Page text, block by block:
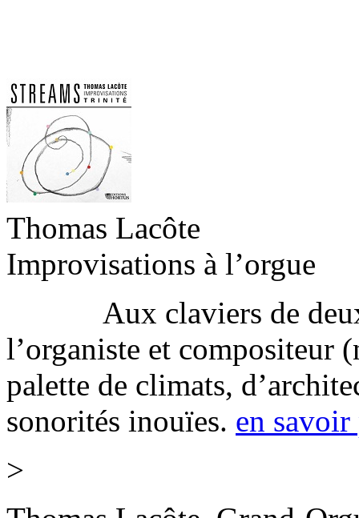
Thomas Lacôte
Improvisations à l’orgue
Aux claviers de deux
l’organiste et compositeur
palette de climats,
sonorités inouïes. en savoir
>